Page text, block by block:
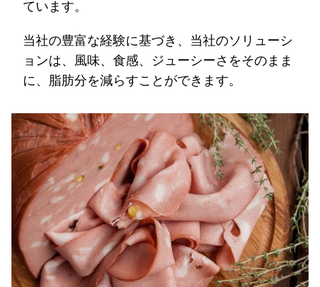
ています。
当社の豊富な経験に基づき、当社のソリューシ
ョンは、風味、食感、ジューシーさをそのまま
に、脂肪分を減らすことができます。